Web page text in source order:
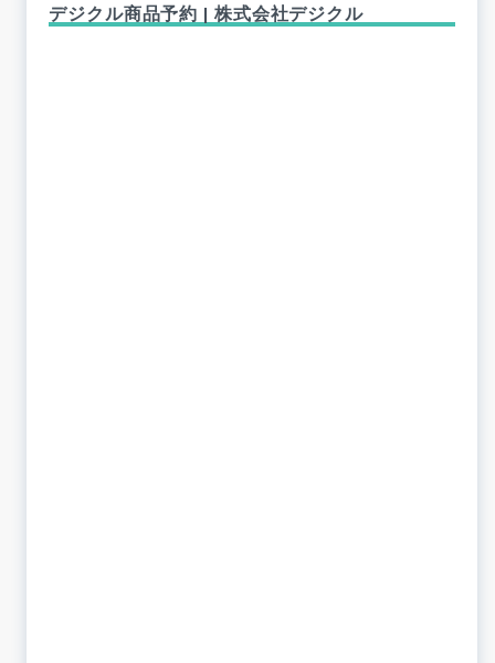
デジクル商品予約 | 株式会社デジクル